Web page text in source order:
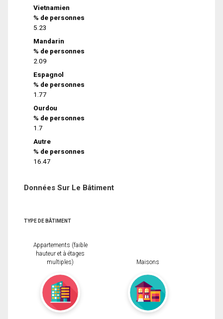
Vietnamien
% de personnes
5.23
Mandarin
% de personnes
2.09
Espagnol
% de personnes
1.77
Ourdou
% de personnes
1.7
Autre
% de personnes
16.47
Données Sur Le Bâtiment
TYPE DE BÂTIMENT
Appartements (faible
hauteur et à étages
multiples)
Maisons